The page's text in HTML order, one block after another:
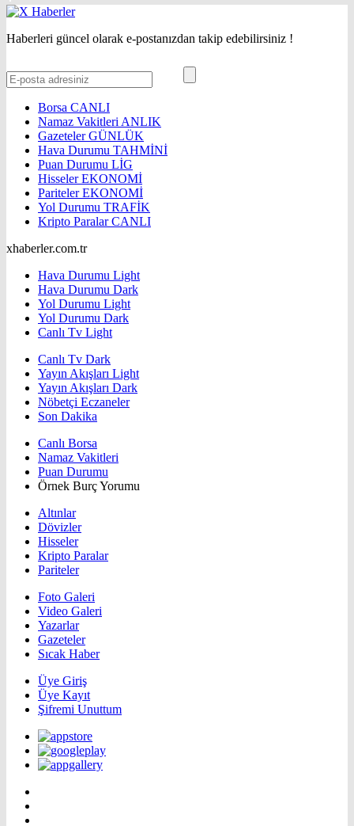
Haberleri güncel olarak e-postanızdan takip edebilirsiniz !
Borsa CANLI
Namaz Vakitleri ANLIK
GazetelerGÜNLÜK
Hava Durumu TAHMİNİ
Puan Durumu LİG
HisselerEKONOMİ
ParitelerEKONOMİ
Yol Durumu TRAFİK
Kripto ParalarCANLI
xhaberler.com.tr
Hava Durumu Light
Hava Durumu Dark
Yol Durumu Light
Yol Durumu Dark
Canlı Tv Light
Canlı Tv Dark
Yayın Akışları Light
Yayın Akışları Dark
Nöbetçi Eczaneler
Son Dakika
Canlı Borsa
Namaz Vakitleri
Puan Durumu
Örnek Burç Yorumu
Altınlar
Dövizler
Hisseler
Kripto Paralar
Pariteler
Foto Galeri
Video Galeri
Yazarlar
Gazeteler
Sıcak Haber
Üye Giriş
Üye Kayıt
Şifremi Unuttum